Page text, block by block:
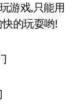
游戏,只能用
的玩耍哟!